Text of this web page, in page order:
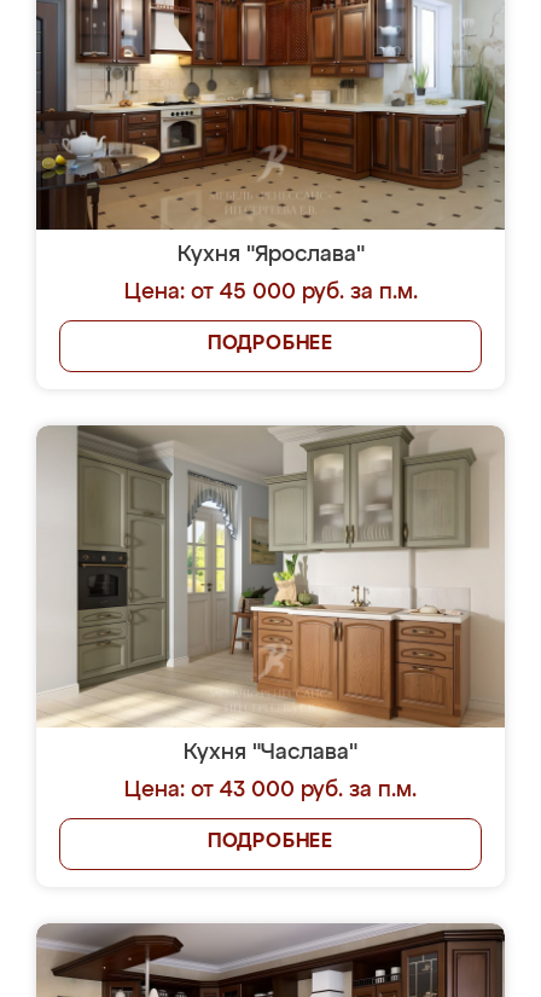
Кухня "Ярослава"
Цена: от 45 000 руб. за п.м.
ПОДРОБНЕЕ
Кухня "Часлава"
Цена: от 43 000 руб. за п.м.
ПОДРОБНЕЕ